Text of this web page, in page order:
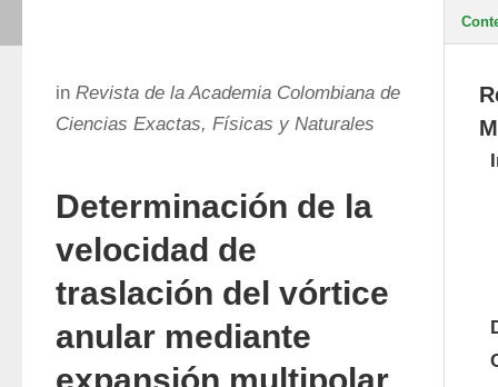
in Revista de la Academia Colombiana de
Ciencias Exactas, Físicas y Naturales
Determinación de la
velocidad de
traslación del vórtice
anular mediante